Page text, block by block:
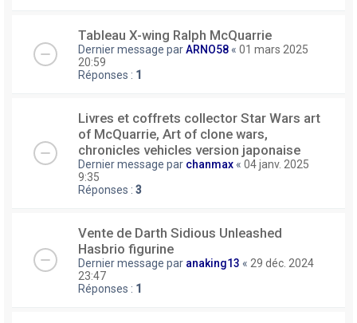
Tableau X-wing Ralph McQuarrie
Dernier message parARNO58 « 01 mars 2025
20:59
Réponses : 1
Livres et coffrets collector Star Wars art
of McQuarrie, Art of clone wars,
chronicles vehicles version japonaise
Dernier message par chanmax « 04 janv. 2025
9:35
Réponses : 3
Vente de Darth Sidious Unleashed
Hasbrio figurine
Dernier message par anaking13 « 29 déc. 2024
23:47
Réponses : 1